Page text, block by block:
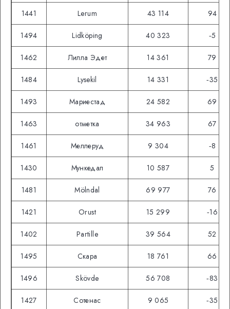
1441 Lerum 43 114 94
1494 Lidköping 40 323 ‑5
1462 Лилла Эдет 14 361 79
1484 Lysekil 14 331 ‑35
1493 Мариестад 24 582 69
1463 отметка 34 963 67
1461 Меллеруд 9 304 ‑8
1430 Мункедал 10 587 5
1481 Mölndal 69 977 76
1421 Orust 15 299 ‑16
1402 Partille 39 564 52
1495 Скара 18 761 66
1496 Skövde 56 708 ‑83
1427 Сотенас 9 065 ‑35